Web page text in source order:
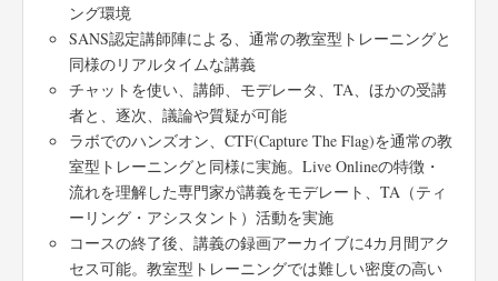
ング環境
SANS認定講師陣による、通常の教室型トレーニングと
同様のリアルタイムな講義
チャットを使い、講師、モデレータ、TA、ほかの受講
者と、逐次、議論や質疑が可能
ラボでのハンズオン、CTF(Capture The Flag)を通常の教
室型トレーニングと同様に実施。Live Onlineの特徴・
流れを理解した専門家が講義をモデレート、TA（ティ
ーリング・アシスタント）活動を実施
コースの終了後、講義の録画アーカイブに4カ月間アク
セス可能。教室型トレーニングでは難しい密度の高い